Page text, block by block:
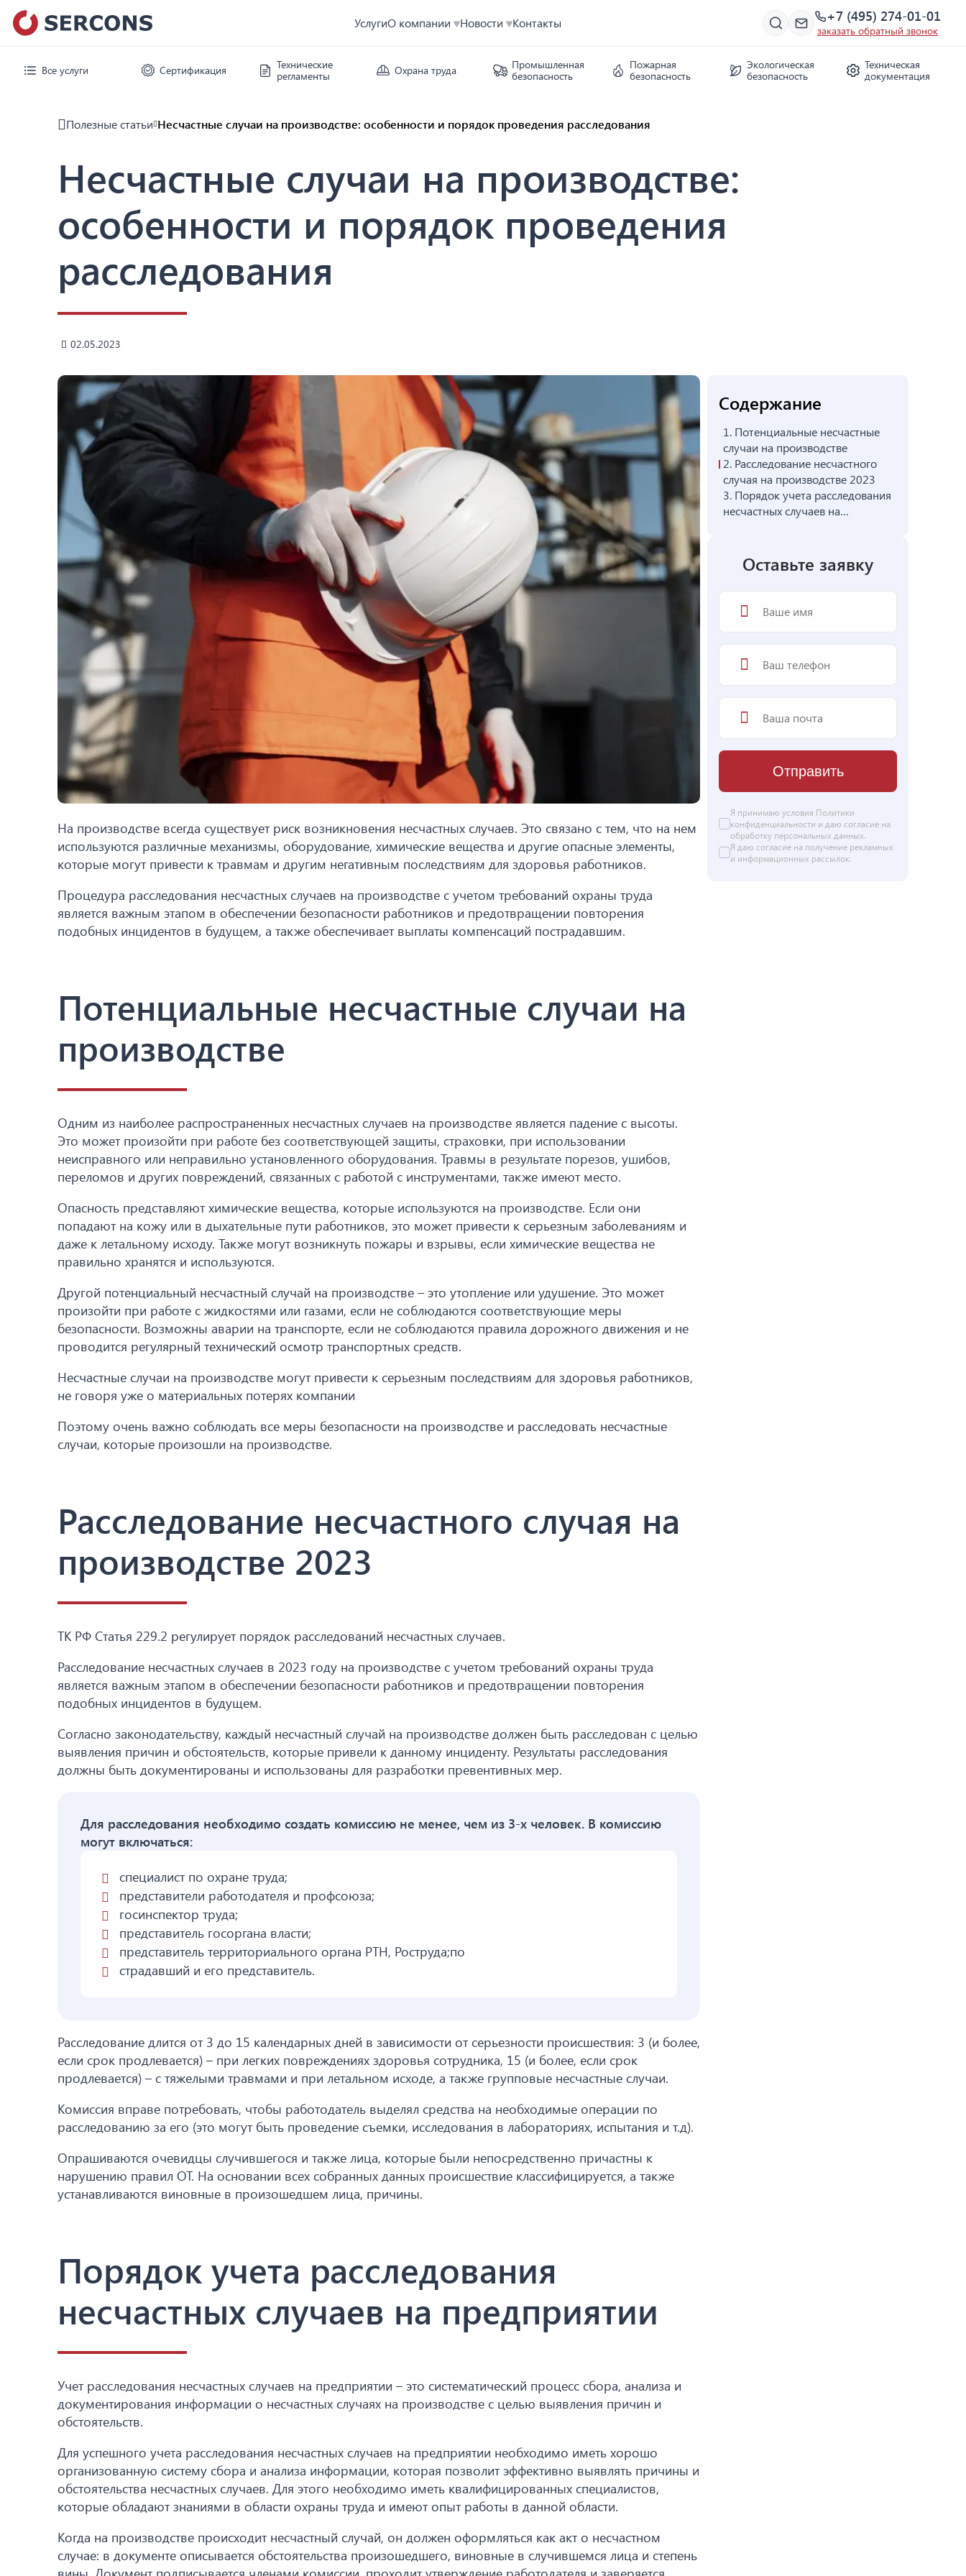
УслугиО компании Новости Контакты +7 (495) 274-01-01
заказать обратный звонок
Все услуги Сертификация
Технические
регламенты
Охрана труда
Промышленная
безопасность
Пожарная
безопасность
Экологическая
безопасность
Техническая
документация
Полезные статьи Несчастные случаи на производстве: особенности и порядок проведения расследования
Несчастные случаи на производстве:
особенности и порядок проведения
расследования
02.05.2023
На производстве всегда существует риск возникновения несчастных случаев. Это связано с тем, что на нем
используются различные механизмы, оборудование, химические вещества и другие опасные элементы,
которые могут привести к травмам и другим негативным последствиям для здоровья работников.
Процедура расследования несчастных случаев на производстве с учетом требований охраны труда
является важным этапом в обеспечении безопасности работников и предотвращении повторения
подобных инцидентов в будущем, а также обеспечивает выплаты компенсаций пострадавшим.
Потенциальные несчастные случаи на
производстве
Одним из наиболее распространенных несчастных случаев на производстве является падение с высоты.
Это может произойти при работе без соответствующей защиты, страховки, при использовании
неисправного или неправильно установленного оборудования. Травмы в результате порезов, ушибов,
переломов и других повреждений, связанных с работой с инструментами, также имеют место.
Опасность представляют химические вещества, которые используются на производстве. Если они
попадают на кожу или в дыхательные пути работников, это может привести к серьезным заболеваниям и
даже к летальному исходу. Также могут возникнуть пожары и взрывы, если химические вещества не
правильно хранятся и используются.
Другой потенциальный несчастный случай на производстве – это утопление или удушение. Это может
произойти при работе с жидкостями или газами, если не соблюдаются соответствующие меры
безопасности. Возможны аварии на транспорте, если не соблюдаются правила дорожного движения и не
проводится регулярный технический осмотр транспортных средств.
Несчастные случаи на производстве могут привести к серьезным последствиям для здоровья работников,
не говоря уже о материальных потерях компании
Поэтому очень важно соблюдать все меры безопасности на производстве и расследовать несчастные
случаи, которые произошли на производстве.
Расследование несчастного случая на
производстве 2023
ТК РФ Статья 229.2 регулирует порядок расследований несчастных случаев.
Расследование несчастных случаев в 2023 году на производстве с учетом требований охраны труда
является важным этапом в обеспечении безопасности работников и предотвращении повторения
подобных инцидентов в будущем.
Согласно законодательству, каждый несчастный случай на производстве должен быть расследован с целью
выявления причин и обстоятельств, которые привели к данному инциденту. Результаты расследования
должны быть документированы и использованы для разработки превентивных мер.
Для расследования необходимо создать комиссию не менее, чем из 3-х человек. В комиссию
могут включаться:
специалист по охране труда;
представители работодателя и профсоюза;
госинспектор труда;
представитель госоргана власти;
представитель территориального органа РТН, Роструда;по
страдавший и его представитель.
Расследование длится от 3 до 15 календарных дней в зависимости от серьезности происшествия: 3 (и более,
если срок продлевается) – при легких повреждениях здоровья сотрудника, 15 (и более, если срок
продлевается) – с тяжелыми травмами и при летальном исходе, а также групповые несчастные случаи.
Комиссия вправе потребовать, чтобы работодатель выделял средства на необходимые операции по
расследованию за его (это могут быть проведение съемки, исследования в лабораториях, испытания и т.д).
Опрашиваются очевидцы случившегося и также лица, которые были непосредственно причастны к
нарушению правил ОТ. На основании всех собранных данных происшествие классифицируется, а также
устанавливаются виновные в произошедшем лица, причины.
Порядок учета расследования
несчастных случаев на предприятии
Учет расследования несчастных случаев на предприятии – это систематический процесс сбора, анализа и
документирования информации о несчастных случаях на производстве с целью выявления причин и
обстоятельств.
Для успешного учета расследования несчастных случаев на предприятии необходимо иметь хорошо
организованную систему сбора и анализа информации, которая позволит эффективно выявлять причины и
обстоятельства несчастных случаев. Для этого необходимо иметь квалифицированных специалистов,
которые обладают знаниями в области охраны труда и имеют опыт работы в данной области.
Когда на производстве происходит несчастный случай, он должен оформляться как акт о несчастном
случае: в документе описывается обстоятельства произошедшего, виновные в случившемся лица и степень
Содержание
1. Потенциальные несчастные
случаи на производстве
2. Расследование несчастного
случая на производстве 2023
3. Порядок учета расследования
несчастных случаев на
Оставьте заявку
Отправить
Я принимаю условия Политики
конфиденциальности и даю согласие на
обработку персональных данных.
Я даю согласие на получение рекламных
и информационных рассылок.